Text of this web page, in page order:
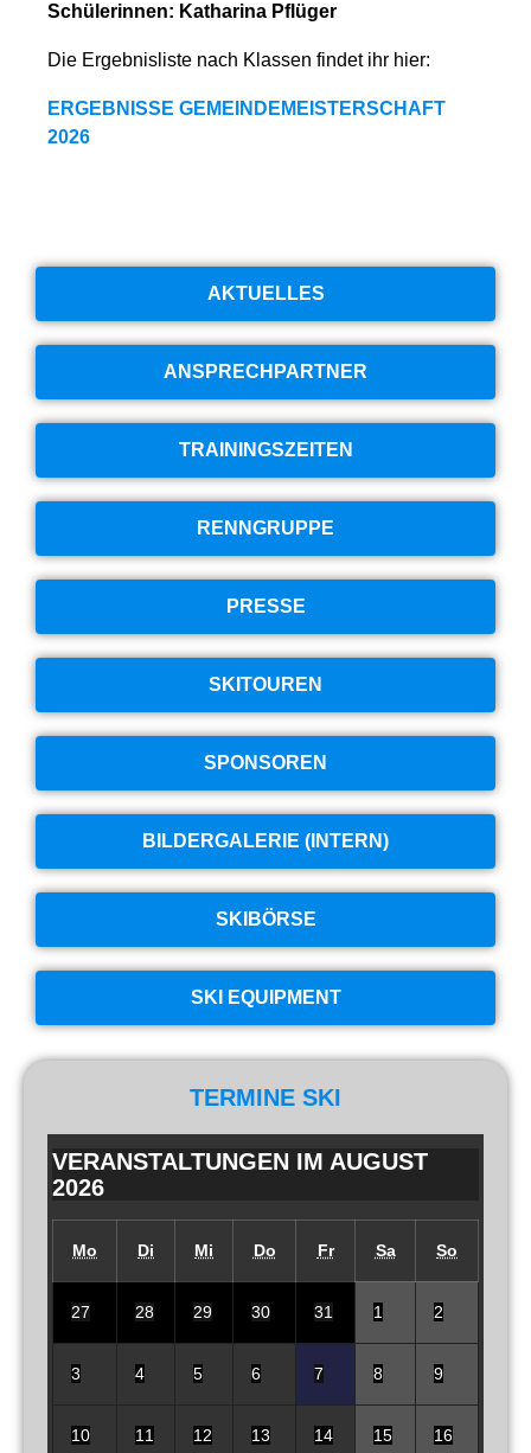
Schülerinnen: Katharina Pflüger
Die Ergebnisliste nach Klassen findet ihr hier:
ERGEBNISSE GEMEINDEMEISTERSCHAFT
2026
AKTUELLES
ANSPRECHPARTNER
TRAININGSZEITEN
RENNGRUPPE
PRESSE
SKITOUREN
SPONSOREN
BILDERGALERIE (INTERN)
SKIBÖRSE
SKI EQUIPMENT
TERMINE SKI
VERANSTALTUNGEN IM AUGUST
2026
Mo Di Mi Do Fr Sa So
27 28 29 30 31 1 2
3 4 5 6 7 8 9
10 11 12 13 14 15 16